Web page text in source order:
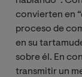
convierten en
proceso de
en su
sobre él. En
transmitir un